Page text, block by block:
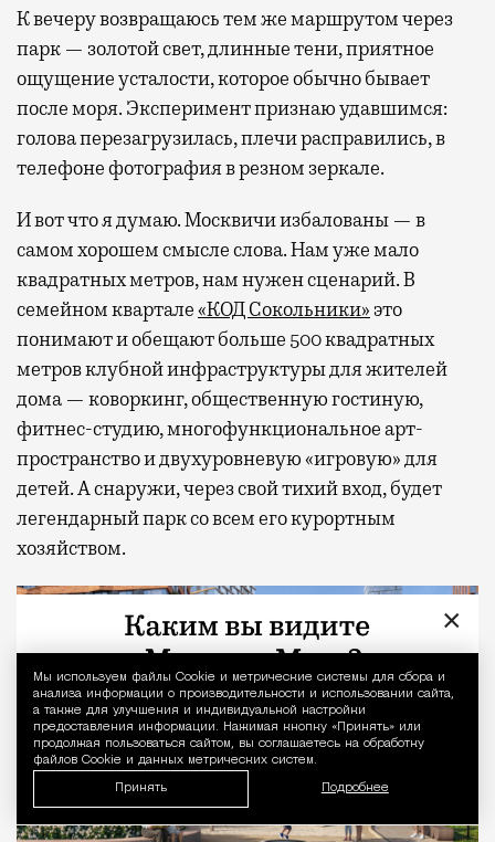
Уведомление
Мы используем файлы Сookie и метрические системы для сбора и
анализа информации о производительности и использовании сайта,
а также для улучшения и индивидуальной настройки
предоставления информации. Нажимая кнопку «Принять» или
продолжая пользоваться сайтом, вы соглашаетесь на обработку
файлов Cookie и данных метрических систем.
Принять Подробнее
К вечеру возвращаюсь тем же маршрутом через
парк — золотой свет, длинные тени, приятное
ощущение усталости, которое обычно бывает
после моря. Эксперимент признаю удавшимся:
голова перезагрузилась, плечи расправились, в
телефоне фотография в резном зеркале.
И вот что я думаю. Москвичи избалованы — в
самом хорошем смысле слова. Нам уже мало
квадратных метров, нам нужен сценарий. В
семейном квартале«КОД Сокольники»это
понимают и обещают больше 500 квадратных
метров клубной инфраструктуры для жителей
дома — коворкинг, общественную гостиную,
фитнес-студию, многофункциональное арт-
пространство и двухуровневую «игровую» для
детей. А снаружи, через свой тихий вход, будет
легендарный парк со всем его курортным
хозяйством.
×